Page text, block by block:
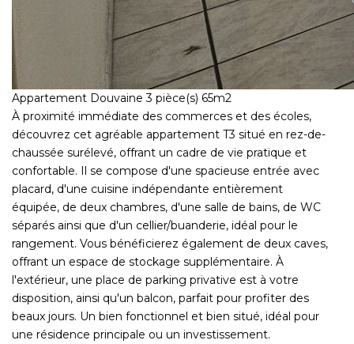
Appartement Douvaine 3 pièce(s) 65m2
À proximité immédiate des commerces et des écoles,
découvrez cet agréable appartement T3 situé en rez-de-
chaussée surélevé, offrant un cadre de vie pratique et
confortable. Il se compose d'une spacieuse entrée avec
placard, d'une cuisine indépendante entièrement
équipée, de deux chambres, d'une salle de bains, de WC
séparés ainsi que d'un cellier/buanderie, idéal pour le
rangement. Vous bénéficierez également de deux caves,
offrant un espace de stockage supplémentaire. À
l'extérieur, une place de parking privative est à votre
disposition, ainsi qu'un balcon, parfait pour profiter des
beaux jours. Un bien fonctionnel et bien situé, idéal pour
une résidence principale ou un investissement.